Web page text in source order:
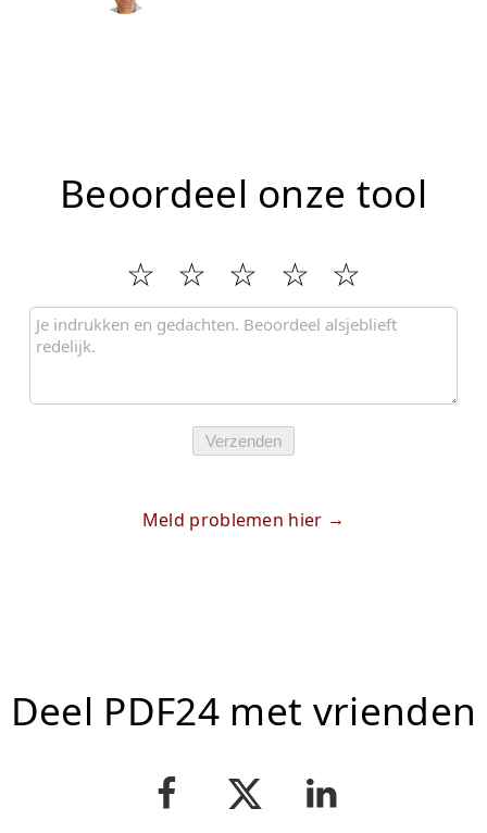
Beoordeel onze tool
Verzenden
Meld problemen hier
Deel PDF24 met vrienden